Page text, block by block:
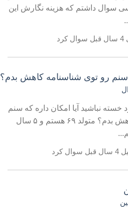
سوال داشتم که هزینه نگارش این
4 سال قبل سوال کرد
سنم رو توی شناسنامه کاهش بدم؟
خسته نباشید آیا امکان داره که سنم
رو بتونم کاهش بدم؟ متولد ۶۹ هستم و ۵ سال
4 سال قبل سوال کرد